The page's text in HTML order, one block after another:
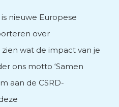
nieuwe Europese
over
wat de impact van je
ons motto ‘Samen
aan de CSRD-